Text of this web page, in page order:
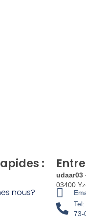
:
nous?
udaar03
03400
73-